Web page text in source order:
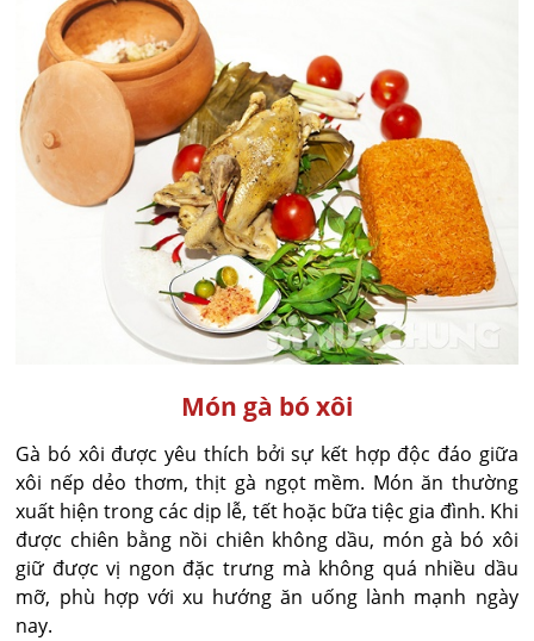
Món gà bó xôi
Gà bó xôi được yêu thích bởi sự kết hợp độc đáo giữa
xôi nếp dẻo thơm, thịt gà ngọt mềm. Món ăn thường
xuất hiện trong các dịp lễ, tết hoặc bữa tiệc gia đình. Khi
được chiên bằng nồi chiên không dầu, món gà bó xôi
giữ được vị ngon đặc trưng mà không quá nhiều dầu
mỡ, phù hợp với xu hướng ăn uống lành mạnh ngày
nay.